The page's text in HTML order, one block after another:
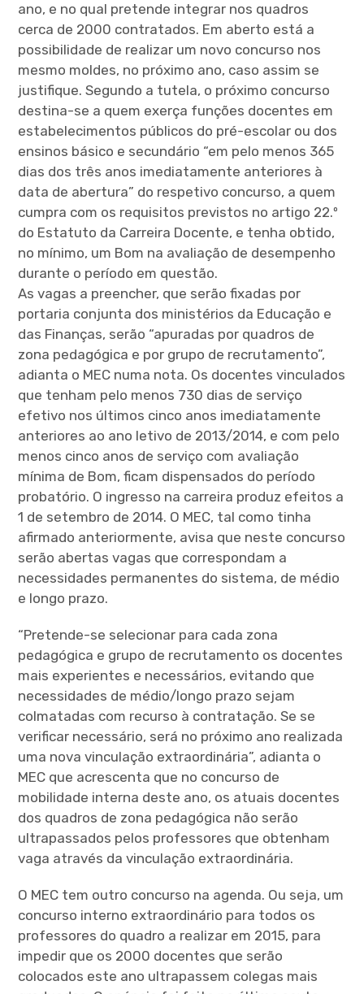
ano, e no qual pretende integrar nos quadros
cerca de 2000 contratados. Em aberto está a
possibilidade de realizar um novo concurso nos
mesmo moldes, no próximo ano, caso assim se
justifique. Segundo a tutela, o próximo concurso
destina-se a quem exerça funções docentes em
estabelecimentos públicos do pré-escolar ou dos
ensinos básico e secundário “em pelo menos 365
dias dos três anos imediatamente anteriores à
data de abertura” do respetivo concurso, a quem
cumpra com os requisitos previstos no artigo 22.º
do Estatuto da Carreira Docente, e tenha obtido,
no mínimo, um Bom na avaliação de desempenho
durante o período em questão.
As vagas a preencher, que serão fixadas por
portaria conjunta dos ministérios da Educação e
das Finanças, serão “apuradas por quadros de
zona pedagógica e por grupo de recrutamento”,
adianta o MEC numa nota. Os docentes vinculados
que tenham pelo menos 730 dias de serviço
efetivo nos últimos cinco anos imediatamente
anteriores ao ano letivo de 2013/2014, e com pelo
menos cinco anos de serviço com avaliação
mínima de Bom, ficam dispensados do período
probatório. O ingresso na carreira produz efeitos a
1 de setembro de 2014. O MEC, tal como tinha
afirmado anteriormente, avisa que neste concurso
serão abertas vagas que correspondam a
necessidades permanentes do sistema, de médio
e longo prazo.
“Pretende-se selecionar para cada zona
pedagógica e grupo de recrutamento os docentes
mais experientes e necessários, evitando que
necessidades de médio/longo prazo sejam
colmatadas com recurso à contratação. Se se
verificar necessário, será no próximo ano realizada
uma nova vinculação extraordinária”, adianta o
MEC que acrescenta que no concurso de
mobilidade interna deste ano, os atuais docentes
dos quadros de zona pedagógica não serão
ultrapassados pelos professores que obtenham
vaga através da vinculação extraordinária.
O MEC tem outro concurso na agenda. Ou seja, um
concurso interno extraordinário para todos os
professores do quadro a realizar em 2015, para
impedir que os 2000 docentes que serão
colocados este ano ultrapassem colegas mais